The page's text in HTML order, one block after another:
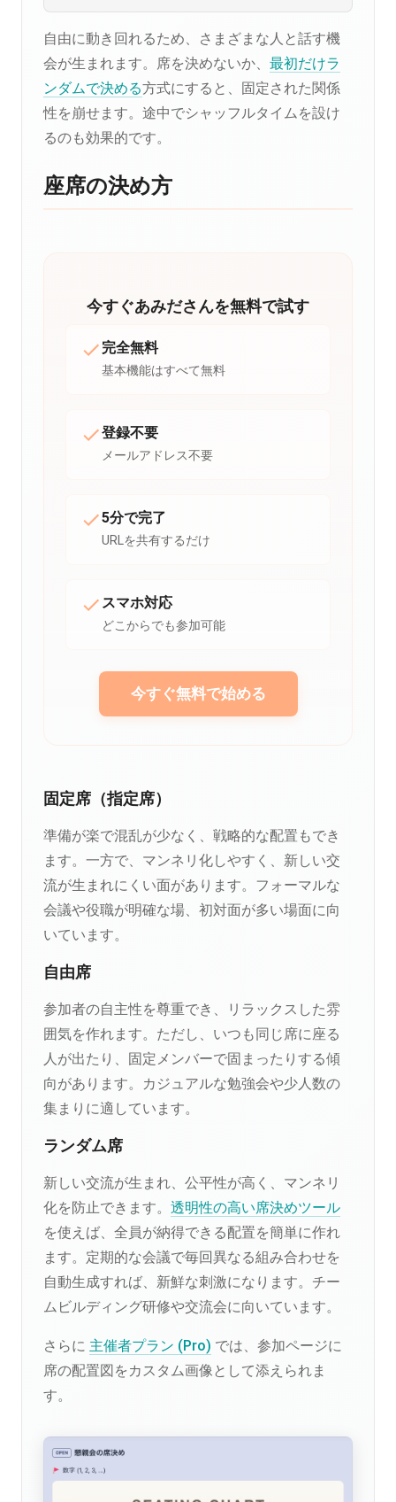
自由に動き回れるため、さまざまな人と話す機
会が生まれます。席を決めないか、 最初だけラ
ンダムで決める方式にすると、固定された関係
性を崩せます。途中でシャッフルタイムを設け
るのも効果的です。
座席の決め方
今すぐあみださんを無料で試す
完全無料
基本機能はすべて無料
登録不要
メールアドレス不要
5分で完了
URLを共有するだけ
スマホ対応
どこからでも参加可能
今すぐ無料で始める
固定席（指定席）
準備が楽で混乱が少なく、戦略的な配置もでき
ます。一方で、マンネリ化しやすく、新しい交
流が生まれにくい面があります。フォーマルな
会議や役職が明確な場、初対面が多い場面に向
いています。
自由席
参加者の自主性を尊重でき、リラックスした雰
囲気を作れます。ただし、いつも同じ席に座る
人が出たり、固定メンバーで固まったりする傾
向があります。カジュアルな勉強会や少人数の
集まりに適しています。
ランダム席
新しい交流が生まれ、公平性が高く、マンネリ
化を防止できます。 透明性の高い席決めツール
を使えば、全員が納得できる配置を簡単に作れ
ます。定期的な会議で毎回異なる組み合わせを
自動生成すれば、新鮮な刺激になります。チー
ムビルディング研修や交流会に向いています。
さらに 主催者プラン (Pro) では、参加ページに
席の配置図をカスタム画像として添えられま
す。